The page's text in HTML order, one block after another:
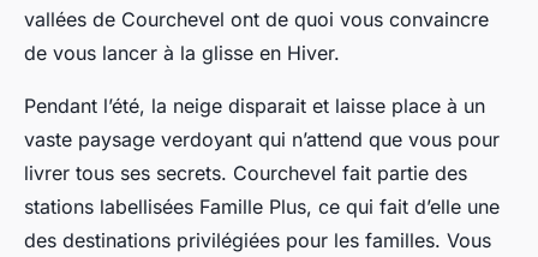
vallées de Courchevel ont de quoi vous convaincre
de vous lancer à la glisse en Hiver.
Pendant l’été, la neige disparait et laisse place à un
vaste paysage verdoyant qui n’attend que vous pour
livrer tous ses secrets. Courchevel fait partie des
stations labellisées Famille Plus, ce qui fait d’elle une
des destinations privilégiées pour les familles. Vous